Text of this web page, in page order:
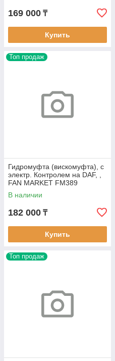
169 000 ₸
Купить
Топ продаж
Гидромуфта (вискомуфта), с
электр. Контролем на DAF, ,
FAN MARKET FM389
В наличии
182 000 ₸
Купить
Топ продаж